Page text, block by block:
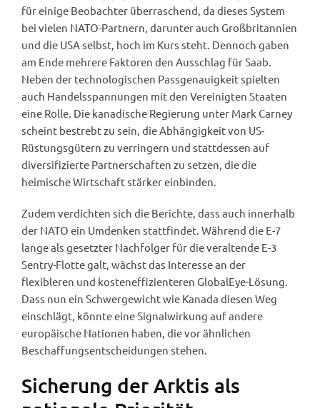
für einige Beobachter überraschend, da dieses System
bei vielen NATO-Partnern, darunter auch Großbritannien
und die USA selbst, hoch im Kurs steht. Dennoch gaben
am Ende mehrere Faktoren den Ausschlag für Saab.
Neben der technologischen Passgenauigkeit spielten
auch Handelsspannungen mit den Vereinigten Staaten
eine Rolle. Die kanadische Regierung unter Mark Carney
scheint bestrebt zu sein, die Abhängigkeit von US-
Rüstungsgütern zu verringern und stattdessen auf
diversifizierte Partnerschaften zu setzen, die die
heimische Wirtschaft stärker einbinden.
Zudem verdichten sich die Berichte, dass auch innerhalb
der NATO ein Umdenken stattfindet. Während die E-7
lange als gesetzter Nachfolger für die veraltende E-3
Sentry-Flotte galt, wächst das Interesse an der
flexibleren und kosteneffizienteren GlobalEye-Lösung.
Dass nun ein Schwergewicht wie Kanada diesen Weg
einschlägt, könnte eine Signalwirkung auf andere
europäische Nationen haben, die vor ähnlichen
Beschaffungsentscheidungen stehen.
Sicherung der Arktis als